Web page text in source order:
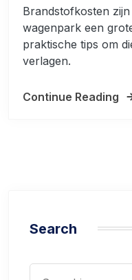
Brandstofkosten
wagenpark een
praktische tips om
verlagen.
Continue Reading
Search